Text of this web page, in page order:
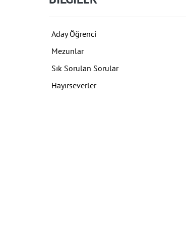
Aday Öğrenci
Mezunlar
Sık Sorulan Sorular
Hayırseverler